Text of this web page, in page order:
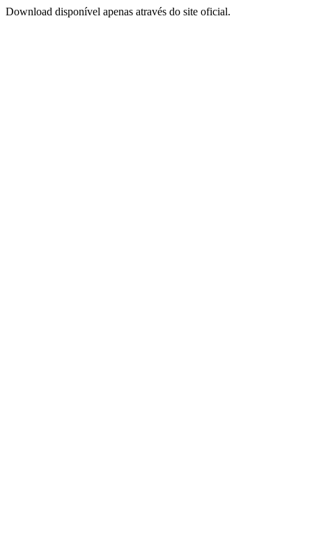
Download disponível apenas através do site oficial.